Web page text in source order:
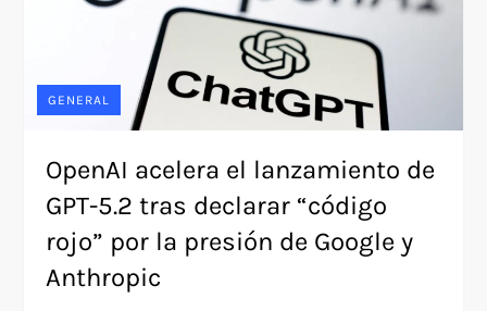
GENERAL
OpenAI acelera el lanzamiento de
GPT-5.2 tras declarar “código
rojo” por la presión de Google y
Anthropic